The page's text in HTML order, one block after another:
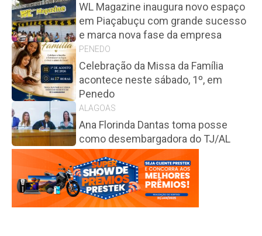
WL Magazine inaugura novo espaço
em Piaçabuçu com grande sucesso
e marca nova fase da empresa
PENEDO
Celebração da Missa da Família
acontece neste sábado, 1º, em
Penedo
ALAGOAS
Ana Florinda Dantas toma posse
como desembargadora do TJ/AL